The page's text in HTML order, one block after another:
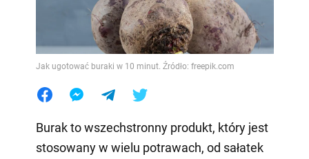
Jak ugotować buraki w 10 minut. Źródło: freepik.com
Burak to wszechstronny produkt, który jest
stosowany w wielu potrawach, od sałatek